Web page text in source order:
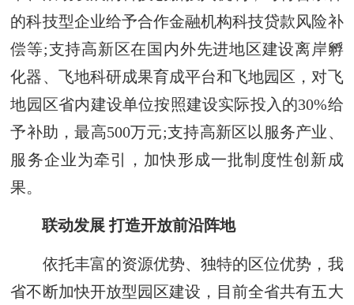
的科技型企业给予合作金融机构科技贷款风险补
偿等;支持高新区在国内外先进地区建设离岸孵
化器、飞地科研成果育成平台和飞地园区，对飞
地园区省内建设单位按照建设实际投入的30%给
予补助，最高500万元;支持高新区以服务产业、
服务企业为牵引，加快形成一批制度性创新成
果。
联动发展 打造开放前沿阵地
依托丰富的资源优势、独特的区位优势，我
省不断加快开放型园区建设，目前全省‌共有五大